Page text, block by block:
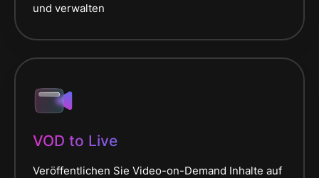
und verwalten
VOD to Live
Veröffentlichen Sie Video-on-Demand Inhalte auf